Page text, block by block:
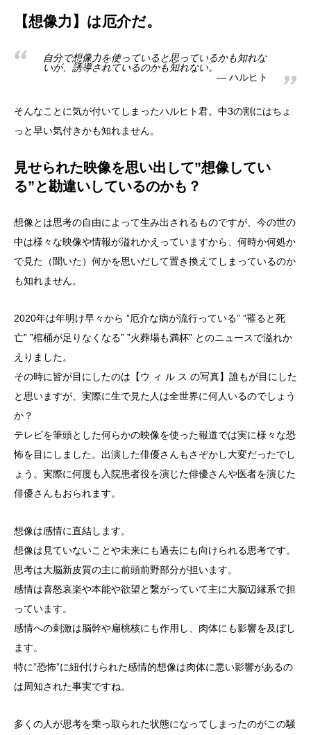
【想像力】は厄介だ。
自分で想像力を使っていると思っているかも知れな
いが、誘導されているのかも知れない。
ハルヒト
そんなことに気が付いてしまったハルヒト君。中3の割にはちょ
っと早い気付きかも知れません。
見せられた映像を思い出して”想像してい
る”と勘違いしているのかも？
想像とは思考の自由によって生み出されるものですが、今の世の
中は様々な映像や情報が溢れかえっていますから、何時か何処か
で見た（聞いた）何かを思いだして置き換えてしまっているのか
も知れません。
2020年は年明け早々から ”厄介な病が流行っている” ”罹ると死
亡” ”棺桶が足りなくなる” ”火葬場も満杯” とのニュースで溢れか
えりました。
その時に皆が目にしたのは【ウ ィ ル ス の写真】誰もが目にした
と思いますが、実際に生で見た人は全世界に何人いるのでしょう
か？
テレビを筆頭とした何らかの映像を使った報道では実に様々な恐
怖を目にしました。出演した俳優さんもさぞかし大変だったでし
ょう。実際に何度も入院患者役を演じた俳優さんや医者を演じた
俳優さんもおられます。
想像は感情に直結します。
想像は見ていないことや未来にも過去にも向けられる思考です。
思考は大脳新皮質の主に前頭前野部分が担います。
感情は喜怒哀楽や本能や欲望と繋がっていて主に大脳辺縁系で担
っています。
感情への刺激は脳幹や扁桃核にも作用し、肉体にも影響を及ぼし
ます。
特に”恐怖”に紐付けられた感情的想像は肉体に悪い影響があるの
は周知された事実ですね。
多くの人が思考を乗っ取られた状態になってしまったのがこの騒